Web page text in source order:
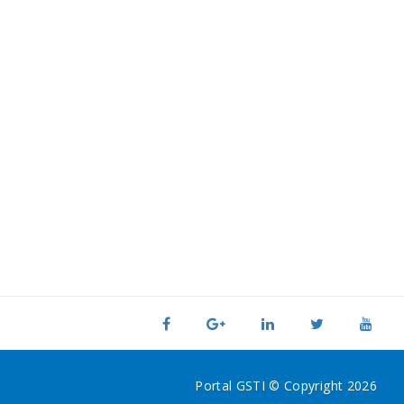
Portal GSTI © Copyright 2026